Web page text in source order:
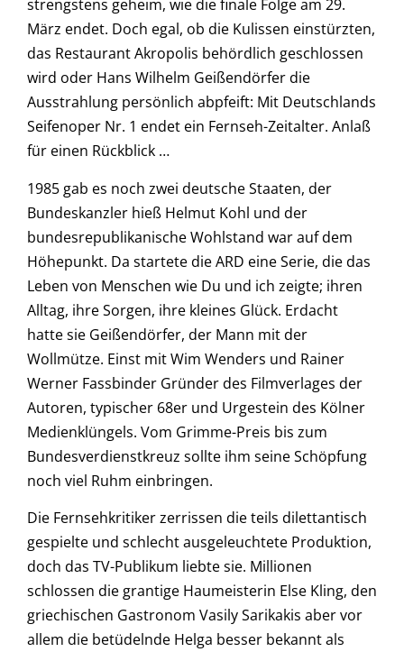
strengstens geheim, wie die finale Folge am 29.
März endet. Doch egal, ob die Kulissen einstürzten,
das Restaurant Akropolis behördlich geschlossen
wird oder Hans Wilhelm Geißendörfer die
Ausstrahlung persönlich abpfeift: Mit Deutschlands
Seifenoper Nr. 1 endet ein Fernseh-Zeitalter. Anlaß
für einen Rückblick …
1985 gab es noch zwei deutsche Staaten, der
Bundeskanzler hieß Helmut Kohl und der
bundesrepublikanische Wohlstand war auf dem
Höhepunkt. Da startete die ARD eine Serie, die das
Leben von Menschen wie Du und ich zeigte; ihren
Alltag, ihre Sorgen, ihre kleines Glück. Erdacht
hatte sie Geißendörfer, der Mann mit der
Wollmütze. Einst mit Wim Wenders und Rainer
Werner Fassbinder Gründer des Filmverlages der
Autoren, typischer 68er und Urgestein des Kölner
Medienklüngels. Vom Grimme-Preis bis zum
Bundesverdienstkreuz sollte ihm seine Schöpfung
noch viel Ruhm einbringen.
Die Fernsehkritiker zerrissen die teils dilettantisch
gespielte und schlecht ausgeleuchtete Produktion,
doch das TV-Publikum liebte sie. Millionen
schlossen die grantige Haumeisterin Else Kling, den
griechischen Gastronom Vasily Sarikakis aber vor
allem die betüdelnde Helga besser bekannt als